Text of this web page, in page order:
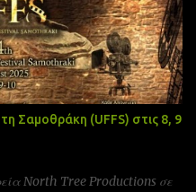
Σαμοθράκη (UFFS) στις 8, 9
North Tree Productions σε